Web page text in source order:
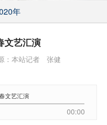
年
文艺汇演
：本站记者 张健
00:00
文艺汇演